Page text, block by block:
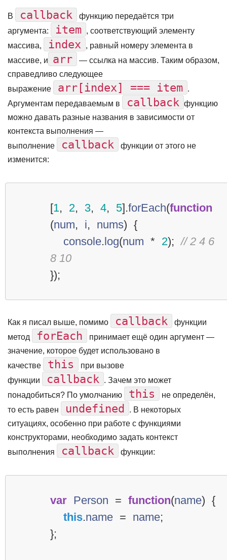
В callback
функцию передаётся три
аргумента:
item , соответствующий элементу
массива,
index
, равный номеру элемента в
массиве, и
arr
— ссылка на массив. Таким образом,
справедливо следующее
выражение
arr[index] === item .
Аргументам передаваемым в
callback функцию
можно давать разные названия в зависимости от
контекста выполнения —
выполнение
callback
функции от этого не
изменится:
[1, 2, 3, 4, 5].forEach(function
(num, i, nums) {
console.log(num * 2); // 2 4 6
8 10
});
Как я писал выше, помимо callback
функции
метод
forEach
принимает ещё один аргумент —
значение, которое будет использовано в
качестве
this
при вызове
функции
callback . Зачем это может
понадобиться? По умолчанию
this
не определён,
то есть равен
undefined
. В некоторых
ситуациях, особенно при работе с функциями
конструкторами, необходимо задать контекст
выполнения
callback функции:
var Person = function(name) {
this.name = name;
};